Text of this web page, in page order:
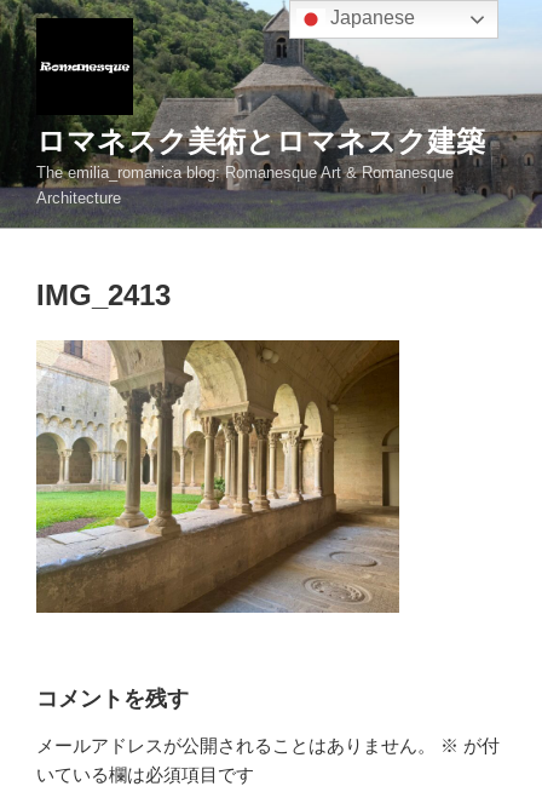
コ
ン
ス
キ
ロマネスク美術とロマネスク建築
The emilia_romanica blog: Romanesque Art & Romanesque
Architecture
IMG_2413
コメントを残す
メールアドレスが公開されることはありません。 ※ が付
いている欄は必須項目です
Japanese